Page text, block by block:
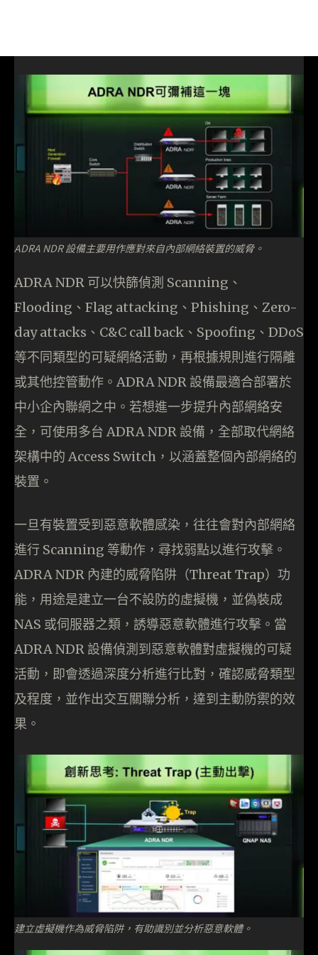
ADRA NDR 設備主要用作應對來自內部網絡裝置的威脅。
ADRA NDR 可以快篩偵測 Scanning、
Flooding、Flag attacking、Phishing、Zero-
day attacks、C&C call back、Spoofing、DDoS
等不同類型的可疑網絡活動，再根據規則進行隔離
或其他控管動作。ADRA NDR 設備最適合部署於
中小企內聯網之中。若想進一步提升內部網絡安
全，可使用多台 ADRA NDR 設備，全部取代網絡
架構中的 Access Switch，以涵蓋整個內部網絡的
裝置。
一旦有裝置受到惡意軟體感染，往往會對內部網絡
進行 Scanning 等動作，尋找弱點以進行攻擊。
ADRA NDR 內建的威脅陷阱（Threat Trap）功
能，用途是建立一台不設防的虛擬機，並偽裝成
NAS 或伺服器之類，誘導惡意軟體進行攻擊。當
ADRA NDR 設備偵測到惡意軟體對虛擬機的可疑
活動，即會透過深度分析進行比對，確認威脅類型
及程度，並作出交互關聯分析，達到主動防禦的效
果。
建立虛擬機作為威脅陷阱，有助識別並分析惡意軟體。